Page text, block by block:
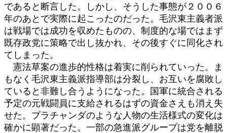
であると断言した。しかし、そうした事態が２００６
年のあとで実際に起こったのだった。毛沢東主義者派
は戦場では成功を収めたものの、制度的な場ではまず
既存政党に策略で出し抜かれ、その後すぐに同化され
てしまった。
憲法草案の進歩的性格は着実に削られていった。ま
もなく毛沢東主義派指導部は分裂し、お互いを腐敗し
ていると非難し合うようになった。国軍に統合される
予定の元戦闘員に支給されるはずの資金さえも消え失
せた。プラチャンダのような人物の生活様式の変化は
確かに顕著だった。一部の急進派グループは党を離脱